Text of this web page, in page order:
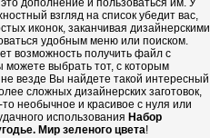
дополнение и пользоваться им. У
взгляд на список убедит вас,
иконок, заканчивая дизайнерскими
удобным меню или поиском.
возможность получить файл с
выбрать тот, с которым
везде Вы найдете такой интересный
сложных дизайнерских заготовок,
необычное и красивое с нуля или
использования Набор
Мир зеленого цвета!